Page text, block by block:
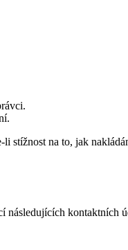
stížnost na to, jak
následujících kontaktních